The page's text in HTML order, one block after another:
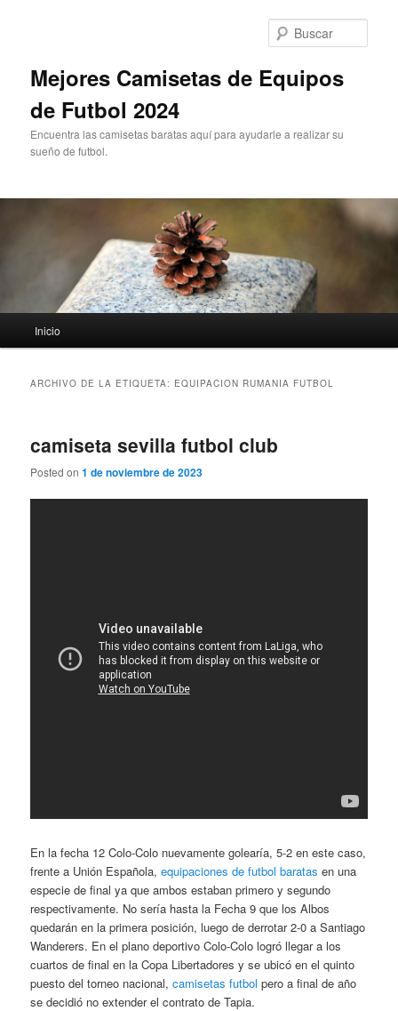
Mejores Camisetas de Equipos
de Futbol 2024
Encuentra las camisetas baratas aquí para ayudarle a realizar su
sueño de futbol.
principal
Inicio
ARCHIVO DE LA ETIQUETA: EQUIPACION RUMANIA FUTBOL
camiseta sevilla futbol club
Posted on1 de noviembre de 2023
En la fecha 12 Colo-Colo nuevamente golearía, 5-2 en este caso,
frente a Unión Española,equipaciones de futbol baratas en una
especie de final ya que ambos estaban primero y segundo
respectivamente. No sería hasta la Fecha 9 que los Albos
quedarán en la primera posición, luego de derrotar 2-0 a Santiago
Wanderers. En el plano deportivo Colo-Colo logró llegar a los
cuartos de final en la Copa Libertadores y se ubicó en el quinto
puesto del torneo nacional,camisetas futbol pero a final de año
se decidió no extender el contrato de Tapia.